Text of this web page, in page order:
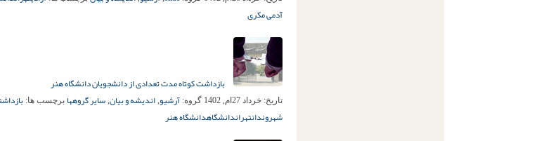
آدمی مکری
بازداشت کوتاه مدت تعدادی از دانشجویان دانشگاه هنر
تاریخ: خرداد 27ام, 1402 گروه: آرشیو, اندیشه و بیان, سایر گروهها برچسب ها:
شهروندانتهراندانشگاهدانشگاه هنر